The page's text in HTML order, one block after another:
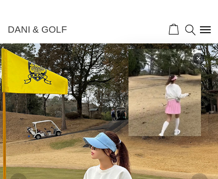
DANI & GOLF